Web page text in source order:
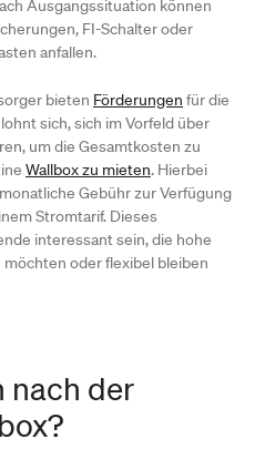
Ausgangssituation können
FI-Schalter oder
anfallen.
bieten Förderungen für die
sich, sich im Vorfeld über
um die Gesamtkosten zu
Wallbox zu mieten. Hierbei
Gebühr zur Verfügung
Stromtarif. Dieses
interessant sein, die hohe
oder flexibel bleiben
nach der